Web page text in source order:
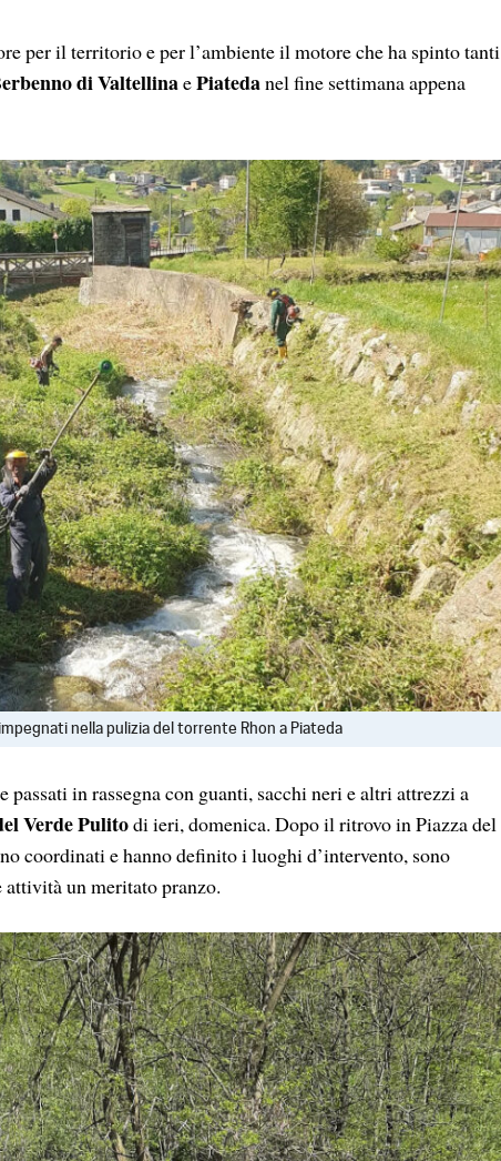
per il territorio e per l’ambiente il motore che ha spinto tanti
di ValtellinaePiatedanel fine settimana appena
nella pulizia del torrente Rhon a Piateda
passati in rassegna con guanti, sacchi neri e altri attrezzi a
Verde Pulitodi ieri, domenica. Dopo il ritrovo in Piazza del
coordinati e hanno definito i luoghi d’intervento, sono
un meritato pranzo.